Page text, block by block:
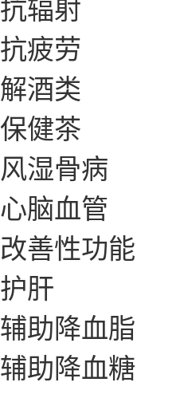
抗辐射
抗疲劳
解酒类
保健茶
风湿骨病
心脑血管
改善性功能
护肝
辅助降血脂
辅助降血糖